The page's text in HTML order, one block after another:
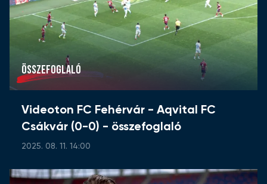
ÖSSZEFOGLALÓ
Videoton FC Fehérvár - Aqvital FC
Csákvár (0-0) - összefoglaló
2025. 08. 11. 14:00